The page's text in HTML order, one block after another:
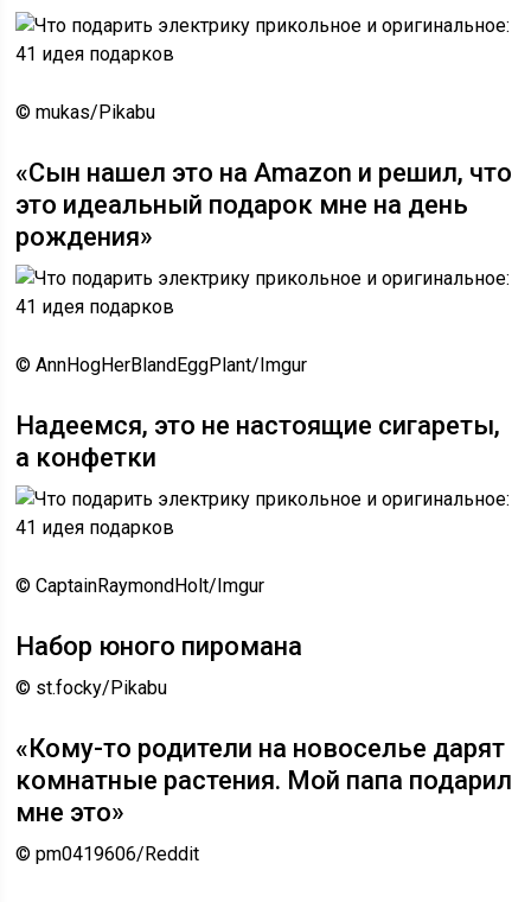
© mukas/Pikabu
«Сын нашел это на Amazon и решил, что
это идеальный подарок мне на день
рождения»
© AnnHogHerBlandEggPlant/Imgur
Надеемся, это не настоящие сигареты,
а конфетки
© CaptainRaymondHolt/Imgur
Набор юного пиромана
© st.focky/Pikabu
«Кому-то родители на новоселье дарят
комнатные растения. Мой папа подарил
мне это»
© pm0419606/Reddit